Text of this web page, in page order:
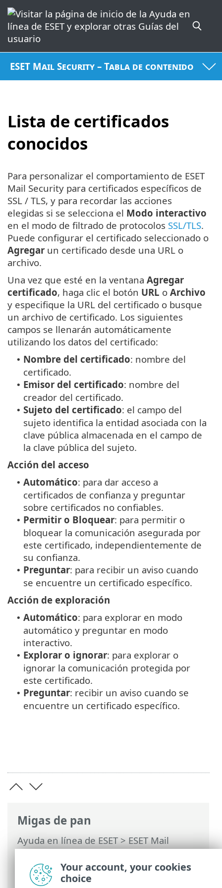
ESET Mail Security – Tabla de contenido
Lista de certificados
conocidos
Migas de pan
Ayuda en línea de ESET>ESET Mail
Security>Configuración avanzada>Web
y correo electrónico>SSL/TLS> Lista de
certificados conocidos
Para personalizar el comportamiento de ESET
Mail Security para certificados específicos de
SSL / TLS, y para recordar las acciones
elegidas si se selecciona el Modo interactivo
en el modo de filtrado de protocolos SSL/TLS.
Puede configurar el certificado seleccionado o
Agregar un certificado desde una URL o
archivo.
Una vez que esté en la ventana Agregar
certificado, haga clic el botón URL o Archivo
y especifique la URL del certificado o busque
un archivo de certificado. Los siguientes
campos se llenarán automáticamente
utilizando los datos del certificado:
• Nombre del certificado: nombre del
certificado.
• Emisor del certificado: nombre del
creador del certificado.
• Sujeto del certificado: el campo del
sujeto identifica la entidad asociada con la
clave pública almacenada en el campo de
la clave pública del sujeto.
Acción del acceso
• Automático: para dar acceso a
certificados de confianza y preguntar
sobre certificados no confiables.
• Permitir o Bloquear: para permitir o
bloquear la comunicación asegurada por
este certificado, independientemente de
su confianza.
• Preguntar: para recibir un aviso cuando
se encuentre un certificado específico.
Acción de exploración
• Automático: para explorar en modo
automático y preguntar en modo
interactivo.
• Explorar o ignorar: para explorar o
ignorar la comunicación protegida por
este certificado.
• Preguntar: recibir un aviso cuando se
encuentre un certificado específico.
Your account, your cookies
choice